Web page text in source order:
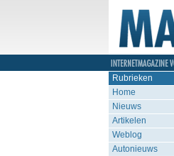
Rubrieken
Home
Nieuws
Artikelen
Weblog
Autonieuws